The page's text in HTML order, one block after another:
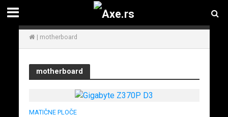
| motherboard
motherboard
MATIČNE PLOČE